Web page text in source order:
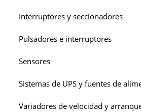
Interruptores y seccionadores
Pulsadores e interruptores
Sensores
Sistemas de UPS y fuentes de
Variadores de velocidad y